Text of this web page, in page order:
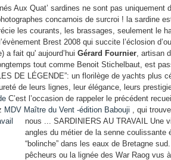
Aux Quat’ sardines ne sont pas uniquement
concarnois de surcroi ! la sardine
les courants, les brassages, seulement le
Brest 2008 qui succite l’éclosion
a fait qu' aujourd’hui Gérard Fournier, artisan
tout comme Benoit Stichelbaut, est
DE LÉGENDE”: un florilège de yachts plus
de leurs lignes, leur élégance, leurs
C’est l’occasion de rappeler le précédent
MDV Maître du Vent -édition Babouji , qui
nous ... SARDINIERS AU TRAVAIL Une
angles du métier de la senne coulissante
“bolinche” dans les eaux de Bretagne
pêcheurs ou la lignée des War Raog vus